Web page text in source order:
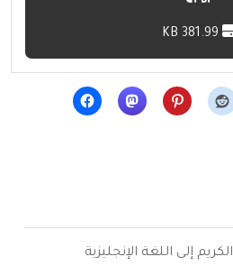
إلى اللغة الإنجليزية